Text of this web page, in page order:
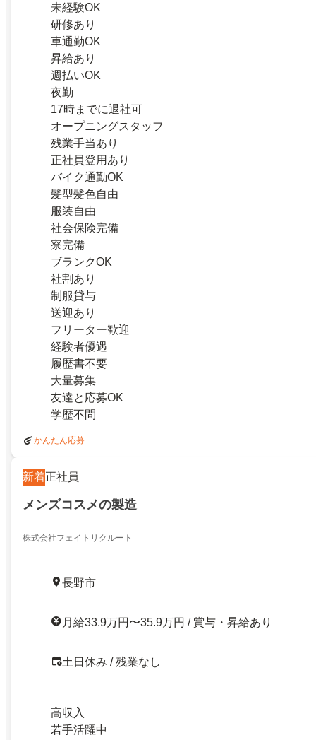
未経験OK
研修あり
車通勤OK
昇給あり
週払いOK
夜勤
17時までに退社可
オープニングスタッフ
残業手当あり
正社員登用あり
バイク通勤OK
髪型髪色自由
服装自由
社会保険完備
寮完備
ブランクOK
社割あり
制服貸与
送迎あり
フリーター歓迎
経験者優遇
履歴書不要
大量募集
友達と応募OK
学歴不問
かんたん応募
新着正社員
メンズコスメの製造
株式会社フェイトリクルート
長野市
月給33.9万円〜35.9万円 / 賞与・昇給あり
土日休み / 残業なし
高収入
若手活躍中